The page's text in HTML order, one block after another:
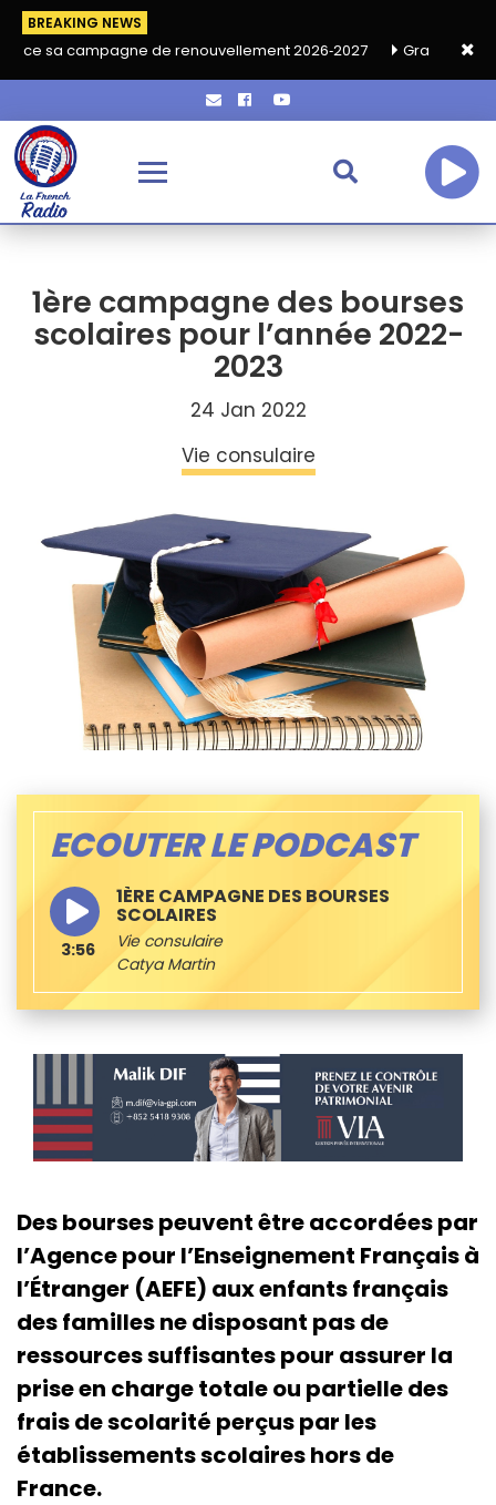
BREAKING NEWS
de renouvellement 2026‑2027 Grand café de rentrée
1ère campagne des bourses
scolaires pour l’année 2022-
2023
24 Jan 2022
Vie consulaire
ECOUTER LE PODCAST
1ÈRE CAMPAGNE DES BOURSES
SCOLAIRES
Vie consulaire
Catya Martin
3:56
Des bourses peuvent être accordées par
l’Agence pour l’Enseignement Français à
l’Étranger (AEFE) aux enfants français
des familles ne disposant pas de
ressources suffisantes pour assurer la
prise en charge totale ou partielle des
frais de scolarité perçus par les
établissements scolaires hors de
France.